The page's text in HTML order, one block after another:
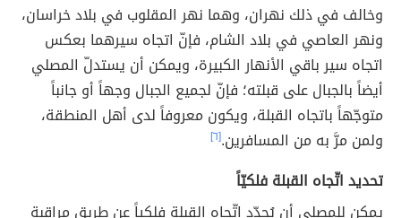
وخالف في ذلك نهران، وهما نهر المقلوب في بلاد خراسان،
ونهر العاصي في بلاد الشام، فإنّ اتجاه سيرهما بعكس
اتجاه سير باقي الأنهار الكبيرة، ويمكن أن يستدلّ المصلي
أيضاً بالجبال على قبلته؛ فإنّ لجميع الجبال وجهاً أو جانباً
متوجّهاً باتجاه القبلة، ويكون معروفاً لدى أهل المنطقة،
ولمن مرَّ به من المسافرين.[٦]
تحديد اتّجاه القبلة فلكيّاً
يمكن للمصلي أن يُحدّد اتّجاه القبلة فلكياً عن طريق مراقبة